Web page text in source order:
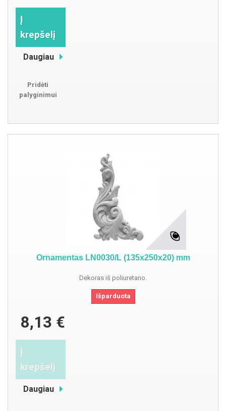
Į
krepšelį
Daugiau
Pridėti
palyginimui
Ornamentas LN0030/L (135x250x20) mm
Dekoras iš poliuretano.
Išparduota
8,13 €
Į
krepšelį
Daugiau